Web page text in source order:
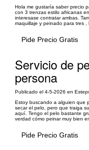
Hola me gustaría saber precio
con 3 trenzas estilo africanas
interesase contratar ambas.
maquillaje y peinado para tres
Pide Precio Gratis
Servicio de
persona
Publicado el 4-5-2026 en
Estoy buscando a alguien que
secar el pelo, pero que traiga
aquí. Tengo el pelo bastante
verdad cómo peinar muy bien
Pide Precio Gratis